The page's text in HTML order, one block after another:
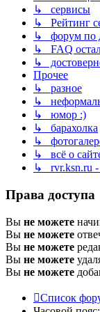
↳ сервисы
↳ Рейтинг
↳ форум по
↳ FAQ
↳
Прочее
↳ разное
↳
↳ юмор :)
↳ барахолка
↳
↳ всё о
↳ rvr.ksn.ru -
Права доступа
Вы не можете
Вы не можете
Вы не можете
Вы не можете
Вы не можете
Список